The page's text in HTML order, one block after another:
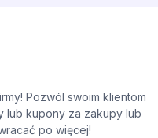
Pozwól swoim klientom
lub kupony za zakupy lub
po więcej!